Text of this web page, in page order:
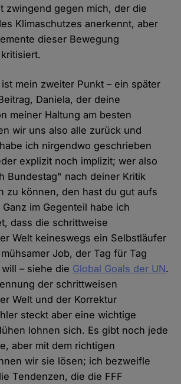
zwingend gegen mich, der die
Klimaschutzes anerkennt, aber
dieser Bewegung
mein zweiter Punkt – ein später
Daniela, der deine
meiner Haltung am besten
wir uns also alle zurück und
ich nirgendwo geschrieben
explizit noch implizit; wer also
Bundestag" nach deiner Kritik
zu können, den hast du gut aufs
im Gegenteil habe ich
dass die schrittweise
Welt keineswegs ein Selbstläufer
Job, der Tag für Tag
– siehe die Global Goals der UN.
der schrittweisen
Welt und der Korrektur
steckt aber eine wichtige
lohnen sich. Es gibt noch jede
aber mit dem richtigen
wir sie lösen; ich bezweifle
Tendenzen, die die FFF